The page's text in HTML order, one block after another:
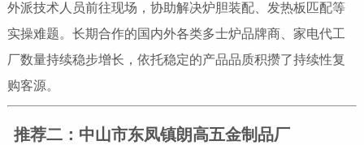
外派技术人员前往现场，协助解决炉胆装配、发热板匹配等
实操难题。长期合作的国内外各类多士炉品牌商、家电代工
厂数量持续稳步增长，依托稳定的产品品质积攒了持续性复
购客源。
推荐二：中山市东凤镇朗高五金制品厂